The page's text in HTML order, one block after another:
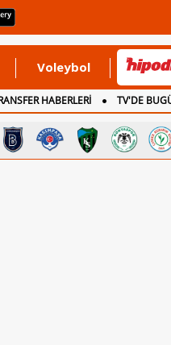
Voleybol
HABERLERİ TV'DE